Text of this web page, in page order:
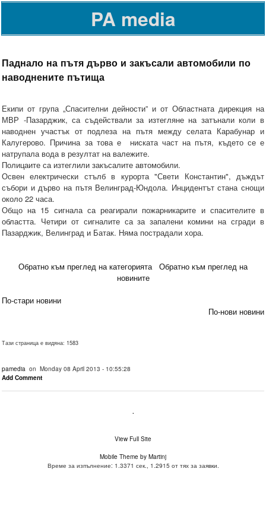
PA media
Паднало на пътя дърво и закъсали автомобили по
наводнените пътища
Екипи от група „Спасителни дейности” и от Областната дирекция на
МВР -Пазарджик, са съдействали за изтегляне на затънали коли в
наводнен участък от подлеза на пътя между селата Карабунар и
Калугерово. Причина за това е ниската част на пътя, където се е
натрупала вода в резултат на валежите.
Полицаите са изтеглили закъсалите автомобили.
Освен електрически стълб в курорта "Свети Константин", дъждът
събори и дърво на пътя Велинград-Юндола. Инцидентът стана снощи
около 22 часа.
Общо на 15 сигнала са реагирали пожарникарите и спасителите в
областта. Четири от сигналите са за запалени комини на сгради в
Пазарджик, Велинград и Батак. Няма пострадали хора.
Обратно към преглед на категорията
Обратно към преглед на
новините
По-стари новини
По-нови новини
Тази страница е видяна: 1583
pamedia on Monday 08 April 2013 - 10:55:28
Add Comment
.
View Full Site
Mobile Theme by Martinj
Време за изпълнение: 1.3371 сек., 1.2915 от тях за заявки.